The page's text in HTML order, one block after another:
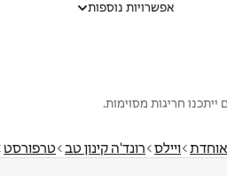
אפשרויות נוספות
חריגות מסוימות.
ויילס רונד'ה קינון טב טרפורסט